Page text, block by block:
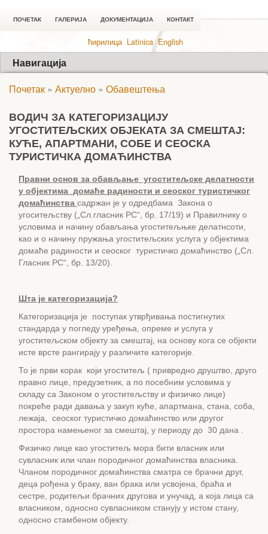
ПОЧЕТАК ГАЛЕРИЈА ДОКУМЕНТАЦИЈА КОНТАКТ
ћирилица Latinica English
Навигација
Почетак » Актуелно » Обавештења
ВОДИЧ ЗА КАТЕГОРИЗАЦИЈУ
УГОСТИТЕЉСКИХ ОБЈЕКАТА ЗА СМЕШТАЈ:
КУЋЕ, АПАРТМАНИ, СОБЕ И СЕОСКА
ТУРИСТИЧКА ДОМАЋИНСТВА
Правни основ за обављање угоститељске делатности
у објектима домаће радиности и сеоског туристичког
домаћинства садржан је у одредбама Закона о
угоситељству („Сл.гласник РС“, бр. 17/19) и Правилнику о
условима и начину обављања угоститељњке делатнсоти,
као и о начину пружања угоститељских услуга у објектима
домаће радиности и сеоског туристичко домаћинство („Сл.
Гласник РС“, бр. 13/20).
Шта је категоризација?
Категоризација је поступак утврђивања постигнутих
стандарда у погледу уређења, опреме и услуга у
угоститељском објекту за смештај, на основу кога се објекти
исте врсте рангирају у различите категорије.
То је први корак који угоститељ ( привредно друштво, друго
правно лице, предузетник, а по посебним условима у
складу са Законом о угоститељству и физичко лице)
покреће ради давања у закуп куће, апартмана, стана, соба,
лежаја, сеоског туристичко домаћинство или другог
простора намењеног за смештај, у периоду до 30 дана .
Физичко лице као угоститељ мора бити власник или
сувласник или члан породичног домаћинства власника.
Чланом породичног домаћинства сматра се брачни друг,
деца рођена у браку, ван брака или усвојена, браћа и
сестре, родитељи брачних другова и унучад, а која лица са
власником, односно сувласником станују у истом стану,
односно стамбеном објекту.